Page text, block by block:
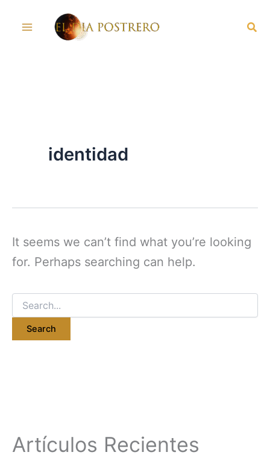
identidad
It seems we can’t find what you’re looking
for. Perhaps searching can help.
Search
for:
Artículos Recientes